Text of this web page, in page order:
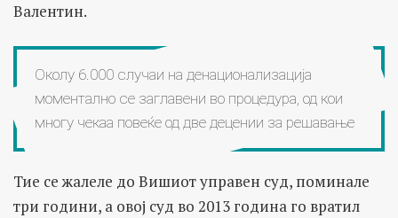
Валентин.
Околу 6.000 случаи на денационализација
моментално се заглавени во процедура, од кои
многу чекаа повеќе од две децении за решавање
Тие се жалеле до Вишиот управен суд, поминале
три години, а овој суд во 2013 година го вратил